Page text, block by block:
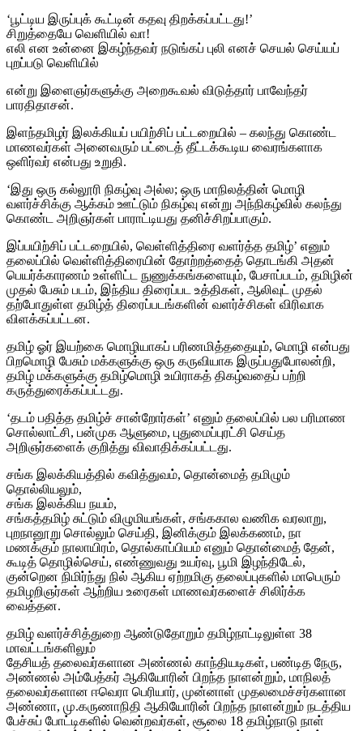
‘பூட்டிய இருப்புக் கூட்டின் கதவு திறக்கப்பட்டது!’
சிறுத்தையே வெளியில் வா!
எலி என உன்னை இகழ்ந்தவர் நடுங்கப் புலி எனச் செயல் செய்யப்
புறப்படு வெளியில்
என்று இளைஞர்களுக்கு அறைகூவல் விடுத்தார் பாவேந்தர்
பாரதிதாசன்.
இளந்தமிழர் இலக்கியப் பயிற்சிப் பட்டறையில் – கலந்து கொண்ட
மாணவர்கள் அனைவரும் பட்டைத் தீட்டக்கூடிய வைரங்களாக
ஒளிர்வர் என்பது உறுதி.
‘இது ஒரு கல்லூரி நிகழ்வு அல்ல; ஒரு மாநிலத்தின் மொழி
வளர்ச்சிக்கு ஆக்கம் ஊட்டும் நிகழ்வு என்று அந்நிகழ்வில் கலந்து
கொண்ட அறிஞர்கள் பாராட்டியது தனிச்சிறப்பாகும்.
இப்பயிற்சிப் பட்டறையில், வெள்ளித்திரை வளர்த்த தமிழ்’ எனும்
தலைப்பில் வெள்ளித்திரையின் தோற்றத்தைத் தொடங்கி அதன்
பெயர்க்காரணம் உள்ளிட்ட நுணுக்கங்களையும், பேசாப்படம், தமிழின்
முதல் பேசும் படம், இந்திய திரைப்பட உத்திகள், ஆலிவுட் முதல்
தற்போதுள்ள தமிழ்த் திரைப்படங்களின் வளர்ச்சிகள் விரிவாக
விளக்கப்பட்டன.
தமிழ் ஓர் இயற்கை மொழியாகப் பரிணமித்ததையும், மொழி என்பது
பிறமொழி பேசும் மக்களுக்கு ஒரு கருவியாக இருப்பதுபோலன்றி,
தமிழ் மக்களுக்கு தமிழ்மொழி உயிராகத் திகழ்வதைப் பற்றி
கருத்துரைக்கப்பட்டது.
‘தடம் பதித்த தமிழ்ச் சான்றோர்கள்’ எனும் தலைப்பில் பல பரிமாண
சொல்லாட்சி, பன்முக ஆளுமை, புதுமைப்புரட்சி செய்த
அறிஞர்களைக் குறித்து விவாதிக்கப்பட்டது.
சங்க இலக்கியத்தில் கவித்துவம், தொன்மைத் தமிழும்
தொல்லியலும்,
சங்க இலக்கிய நயம்,
சங்கத்தமிழ் சுட்டும் விழுமியங்கள், சங்ககால வணிக வரலாறு,
புறநானூறு சொல்லும் செய்தி, இனிக்கும் இலக்கணம், நா
மணக்கும் நாலாயிரம், தொல்காப்பியம் எனும் தொன்மைத் தேன்,
கூடித் தொழில்செய், எண்ணுவது உயர்வு, பூமி இழந்திடேல்,
குன்றென நிமிர்ந்து நில் ஆகிய ஏற்றமிகு தலைப்புகளில் மாபெரும்
தமிழறிஞர்கள் ஆற்றிய உரைகள் மாணவர்களைச் சிலிர்க்க
வைத்தன.
தமிழ் வளர்ச்சித்துறை ஆண்டுதோறும் தமிழ்நாட்டிலுள்ள 38
மாவட்டங்களிலும்
தேசியத் தலைவர்களான அண்ணல் காந்தியடிகள், பண்டித நேரு,
அண்ணல் அம்பேத்கர் ஆகியோரின் பிறந்த நாளன்றும், மாநிலத்
தலைவர்களான ஈவெரா பெரியார், முன்னாள் முதலமைச்சர்களான
அண்ணா, மு.கருணாநிதி ஆகியோரின் பிறந்த நாளன்றும் நடத்திய
பேச்சுப் போட்டிகளில் வென்றவர்கள், சூலை 18 தமிழ்நாடு நாள்